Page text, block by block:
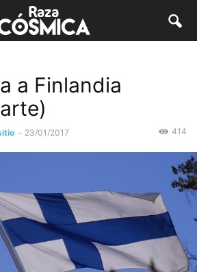
a Finlandia
- 23/01/2017 414